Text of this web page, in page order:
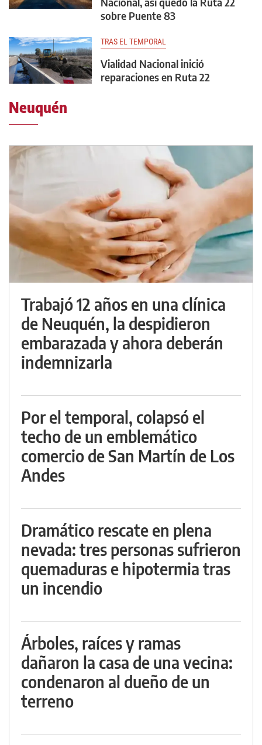
sobre Puente 83
TRAS EL TEMPORAL
Vialidad Nacional inició
reparaciones en Ruta 22
Neuquén
Trabajó 12 años en una clínica
de Neuquén, la despidieron
embarazada y ahora deberán
indemnizarla
Por el temporal, colapsó el
techo de un emblemático
comercio de San Martín de Los
Andes
Dramático rescate en plena
nevada: tres personas sufrieron
quemaduras e hipotermia tras
un incendio
Árboles, raíces y ramas
dañaron la casa de una vecina:
condenaron al dueño de un
terreno